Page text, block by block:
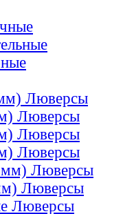
Люверсы
Люверсы
Люверсы
Люверсы
Люверсы
Люверсы
Люверсы